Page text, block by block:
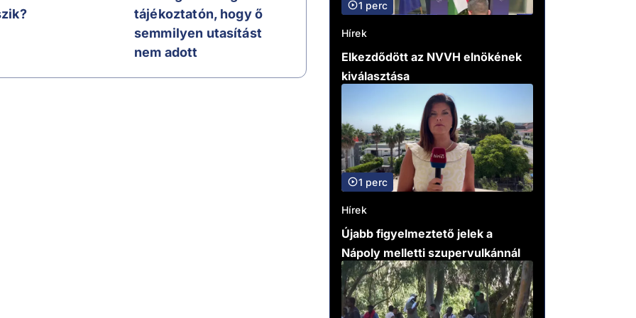
tájékoztatón, hogy ő
semmilyen utasítást
nem adott
1 perc
Hírek
Elkezdődött az NVVH elnökének
kiválasztása
1 perc
Hírek
Újabb figyelmeztető jelek a
Nápoly melletti szupervulkánnál